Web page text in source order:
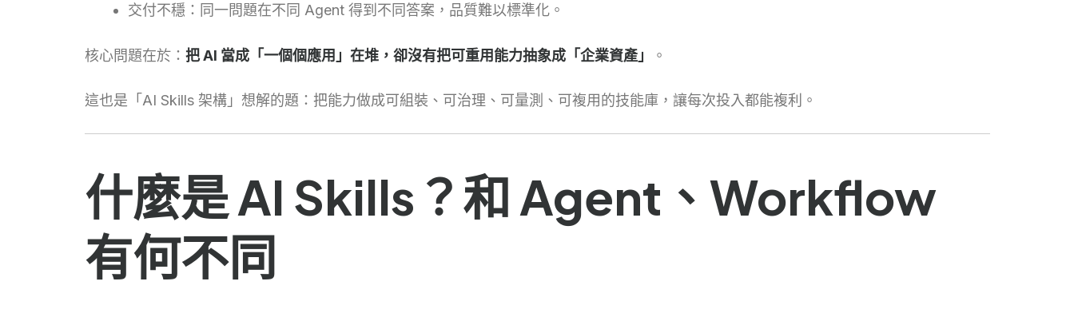
交付不穩：同一問題在不同 Agent 得到不同答案，品質難以標準化。
核心問題在於： 把 AI 當成「一個個應用」在堆，卻沒有把可重用能力抽象成「企業資產」 。
這也是「AI Skills 架構」想解的題：把能力做成可組裝、可治理、可量測、可複用的技能庫，讓每次投入都能複利。
什麼是 AI Skills？和 Agent、Workflow
有何不同